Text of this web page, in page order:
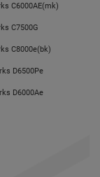
C6000AE(mk)
C7500G
C8000e(bk)
D6500Pe
D6000Ae